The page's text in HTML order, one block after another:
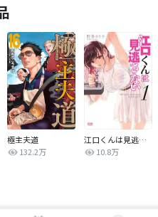
極主夫道
132.2万
江口くんは見逃さない
10.8万